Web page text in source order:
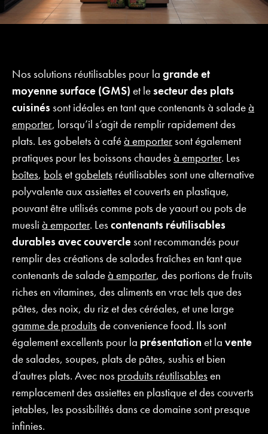
Nos solutions réutilisables pour la grande et
moyenne surface (GMS) et lesecteur des plats
cuisinés sont idéales en tant que contenants à saladeà
emporter, lorsqu’il s’agit de remplir rapidement des
plats. Les gobelets à caféà emportersont également
pratiques pour les boissons chaudesà emporter. Les
boîtes, bolsetgobelets réutilisables sont une alternative
polyvalente aux assiettes et couverts en plastique,
pouvant être utilisés comme pots de yaourt ou pots de
muesli à emporter. Lescontenants réutilisables
durables avec couverclesont recommandés pour
remplir des créations de salades fraîches en tant que
contenants de saladeà emporter, des portions de fruits
riches en vitamines, des aliments en vrac tels que des
pâtes, des noix, du riz et des céréales, et une large
gamme de produitsde convenience food. Ils sont
également excellents pour la présentation et la vente
de salades, soupes, plats de pâtes, sushis et bien
d’autres plats. Avec nos produits réutilisablesen
remplacement des assiettes en plastique et des couverts
jetables, les possibilités dans ce domaine sont presque
infinies.